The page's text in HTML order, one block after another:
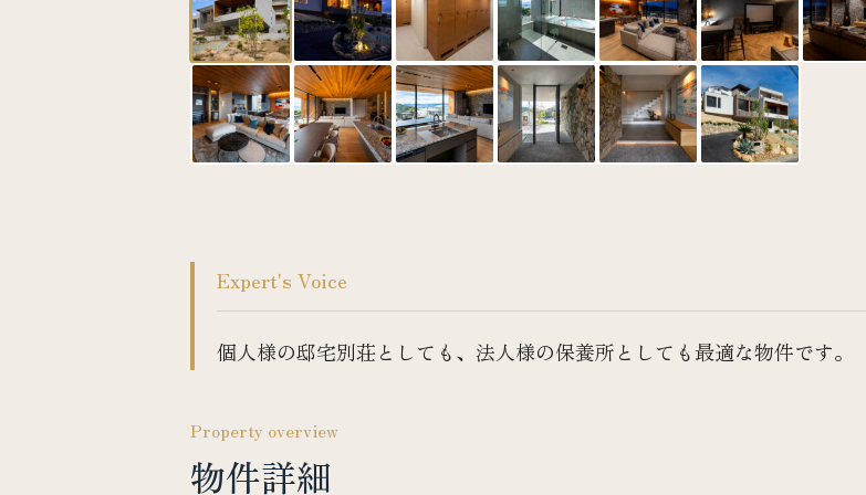
Expert's Voice
個人様の邸宅別荘としても、法人様の保養所としても最適な物件です。
Property overview
物件詳細